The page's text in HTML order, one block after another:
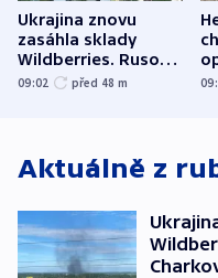
Ukrajina znovu
zasáhla sklady
Wildberries. Rusové
útočili v Charkovské
09:02 před 48 m
Aktuálně z